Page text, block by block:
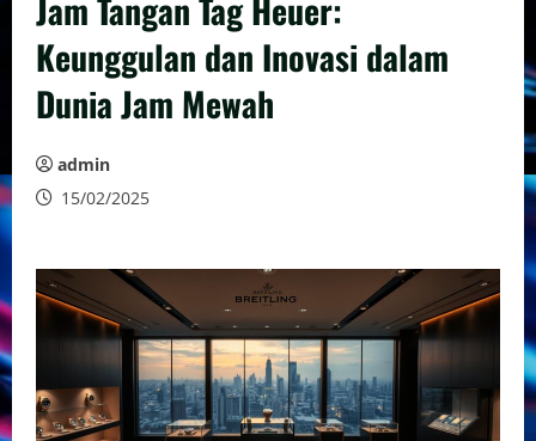
Jam Tangan Tag Heuer:
Keunggulan dan Inovasi dalam
Dunia Jam Mewah
admin
15/02/2025